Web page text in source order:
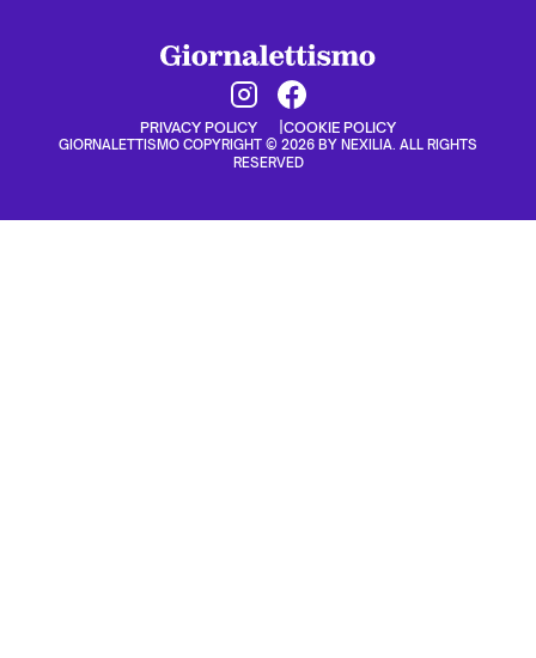
PRIVACY POLICY COOKIE POLICY
GIORNALETTISMO COPYRIGHT © 2026 BY NEXILIA. ALL RIGHTS
RESERVED